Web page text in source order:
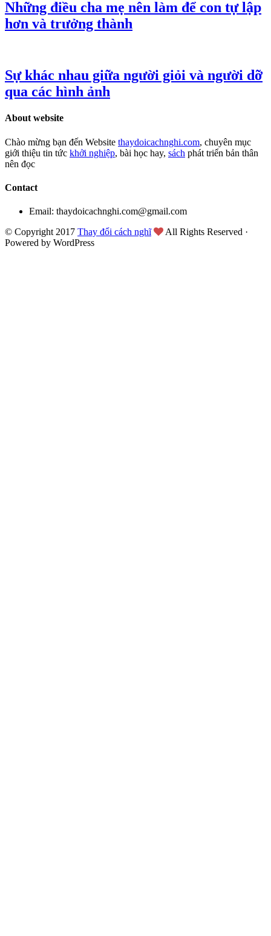
Những điều cha mẹ nên làm để con tự lập
hơn và trưởng thành
Sự khác nhau giữa người giỏi và người dỡ
qua các hình ảnh
About website
Chào mừng bạn đến Website thaydoicachnghi.com, chuyên mục
giới thiệu tin tức khởi nghiệp, bài học hay, sách phát triển bản thân
nên đọc
Contact
Email: thaydoicachnghi.com@gmail.com
© Copyright 2017 Thay đổi cách nghĩ
All Rights Reserved ·
Powered by WordPress